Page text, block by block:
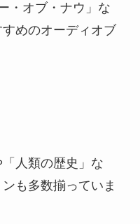
・オブ・ナウ」な
めのオーディオブ
「人類の歴史」な
も多数揃っていま